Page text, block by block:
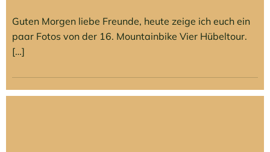
Guten Morgen liebe Freunde, heute zeige ich euch ein
paar Fotos von der 16. Mountainbike Vier Hübeltour.
[…]